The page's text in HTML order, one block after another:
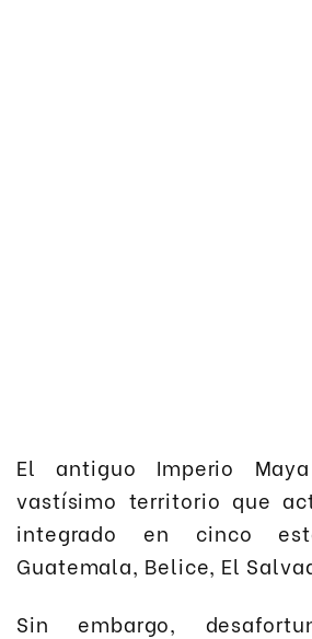
El antiguo Imperio
vastísimo territorio que
integrado en cinco
Guatemala, Belice, El
Sin embargo,